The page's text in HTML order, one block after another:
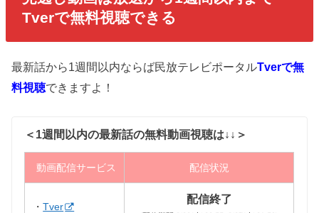
Tverで無料視聴できる
最新話から1週間以内ならば民放テレビポータルTverで無
料視聴できますよ！
＜1週間以内の最新話の無料動画視聴は↓↓＞
動画配信サービス 配信状況
・Tver
配信終了